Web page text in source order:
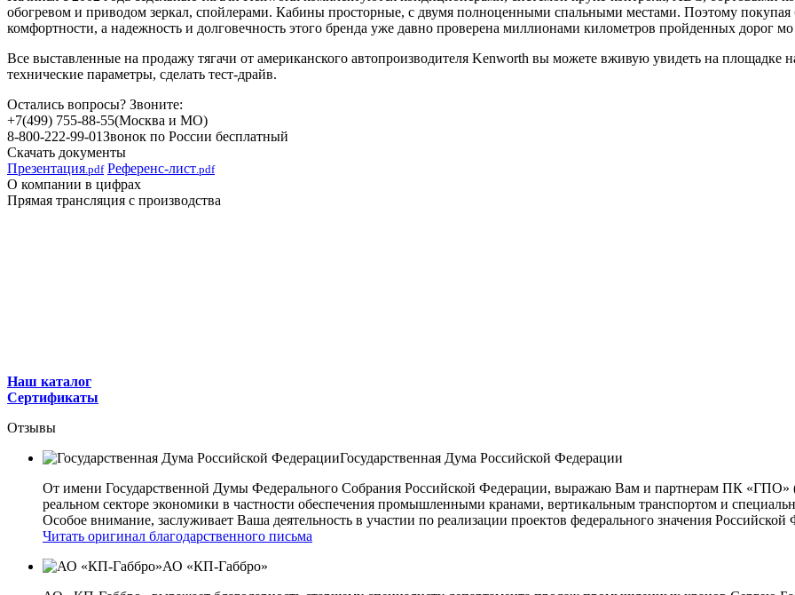
обогревом и приводом зеркал, спойлерами. Кабины просторные, с двумя полноценными спальными местами. Поэтому
комфортности, а надежность и долговечность этого бренда уже давно проверена миллионами километров пройденных дорог
Все выставленные на продажу тягачи от американского автопроизводителя Kenworth вы можете вживую увидеть на
технические параметры, сделать тест-драйв.
Остались вопросы? Звоните:
+7(499) 755-88-55(Москва и МО)
8-800-222-99-01Звонок по России бесплатный
Скачать документы
Презентация .pdf Референс-лист .pdf
О компании в цифрах
Прямая трансляция с производства
Наш каталог
Сертификаты
Отзывы
Государственная Дума Российской Федерации
От имени Государственной Думы Федерального Собрания Российской Федерации, выражаю Вам и партнерам ПК
реальном секторе экономики в частности обеспечения промышленными кранами, вертикальным транспортом и
Особое внимание, заслуживает Ваша деятельность в участии по реализации проектов федерального значения Российской
Читать оригинал благодарственного письма
АО «КП-Габбро»